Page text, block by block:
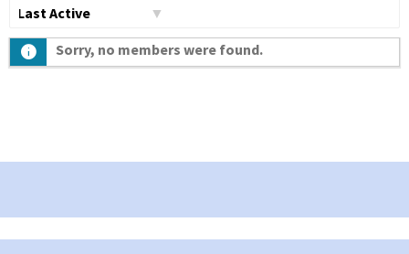
Sorry, no members were found.